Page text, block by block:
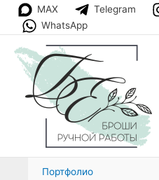
Перейти
содержимому
MAX Telegram
WhatsApp
Портфолио